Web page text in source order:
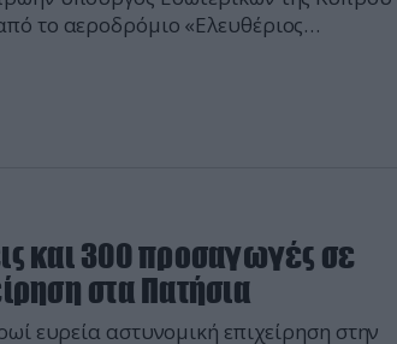
το αεροδρόμιο «Ελευθέριος
και 300 προσαγωγές σε
στα Πατήσια
ευρεία αστυνομική επιχείρηση στην